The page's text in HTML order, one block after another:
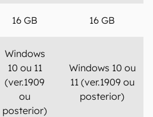
16 GB 16 GB
Windows
10 ou 11
(ver.1909
ou
posterior)
Windows 10 ou
11 (ver.1909 ou
posterior)